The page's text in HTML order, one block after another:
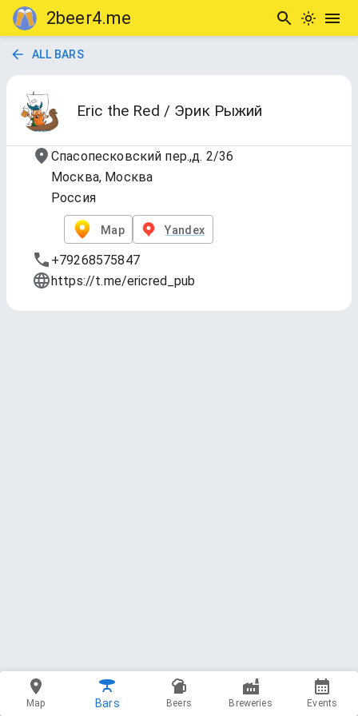
2beer4.me
ALL BARS
Eric the Red / Эрик Рыжий
Спасопесковский пер.,д. 2/36
Москва, Москва
Россия
Map Yandex
+79268575847
https://t.me/ericred_pub
Map Bars Beers Breweries Events